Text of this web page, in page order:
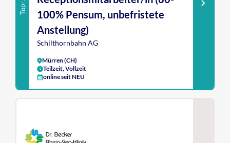
100% Pensum, unbefristete
Anstellung)
Schilthornbahn AG
Mürren (CH)
Teilzeit, Vollzeit
online seit NEU